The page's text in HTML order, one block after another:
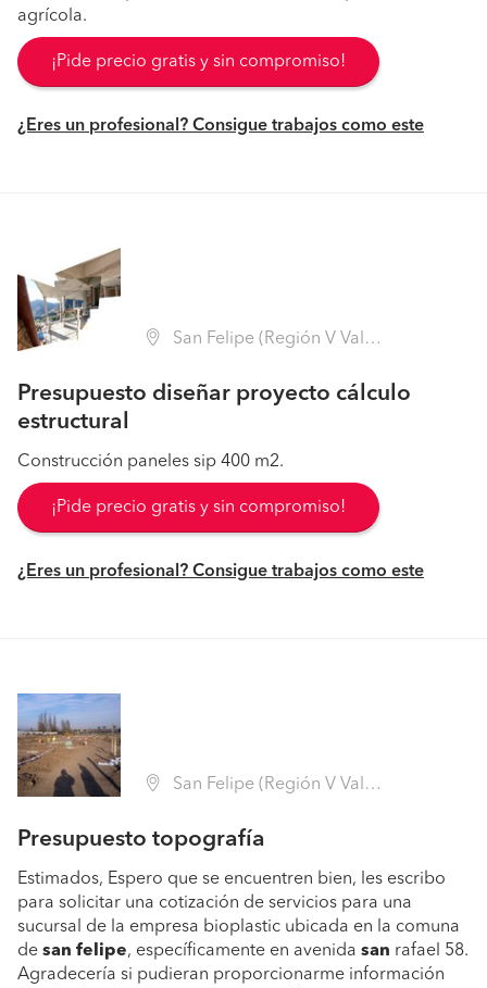
agrícola.
¡Pide precio gratis y sin compromiso!
¿Eres un profesional? Consigue trabajos como este
San Felipe (Región V Valparaíso - San Felipe de Aconcagua)
Presupuesto diseñar proyecto cálculo
estructural
Construcción paneles sip 400 m2.
¡Pide precio gratis y sin compromiso!
¿Eres un profesional? Consigue trabajos como este
San Felipe (Región V Valparaíso - San Felipe de Aconcagua)
Presupuesto topografía
Estimados, Espero que se encuentren bien, les escribo
para solicitar una cotización de servicios para una
sucursal de la empresa bioplastic ubicada en la comuna
de san felipe, específicamente en avenida san rafael 58.
Agradecería si pudieran proporcionarme información